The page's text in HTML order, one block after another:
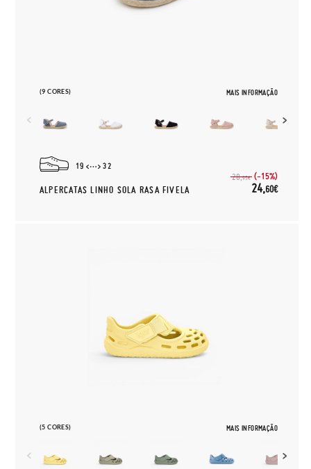
(9 CORES) MAIS INFORMAÇÃO
19 32
ALPERCATAS LINHO SOLA RASA FIVELA
28,95€ (-15%)
24,60€
(5 CORES) MAIS INFORMAÇÃO